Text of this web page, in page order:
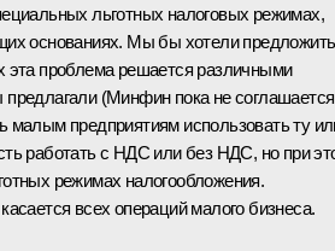
льготных налоговых режимах,
основаниях. Мы бы хотели
эта проблема решается различными
(Минфин пока не соглашается
малым предприятиям использовать ту
работать с НДС или без НДС, но при
режимах налогообложения.
всех операций малого бизнеса.